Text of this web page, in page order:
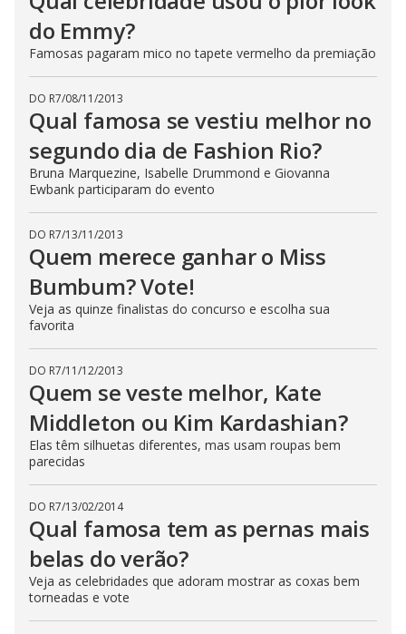
do Emmy?
Famosas pagaram mico no tapete vermelho da premiação
DO R7/08/11/2013
Qual famosa se vestiu melhor no
segundo dia de Fashion Rio?
Bruna Marquezine, Isabelle Drummond e Giovanna
Ewbank participaram do evento
DO R7/13/11/2013
Quem merece ganhar o Miss
Bumbum? Vote!
Veja as quinze finalistas do concurso e escolha sua
favorita
DO R7/11/12/2013
Quem se veste melhor, Kate
Middleton ou Kim Kardashian?
Elas têm silhuetas diferentes, mas usam roupas bem
parecidas
DO R7/13/02/2014
Qual famosa tem as pernas mais
belas do verão?
Veja as celebridades que adoram mostrar as coxas bem
torneadas e vote